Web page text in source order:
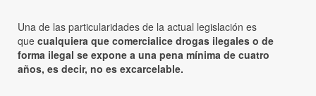
Una de las particularidades de la actual legislación es
que cualquiera que comercialice drogas ilegales o de
forma ilegal se expone a una pena mínima de cuatro
años, es decir, no es excarcelable.